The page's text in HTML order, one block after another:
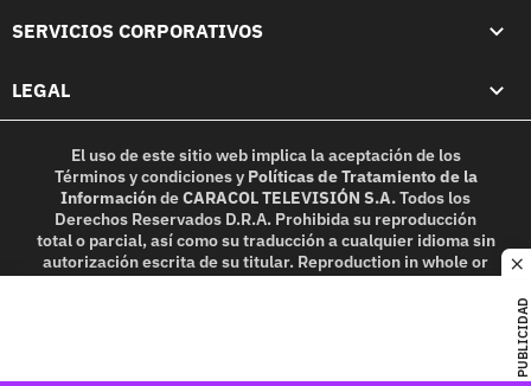
PUBLICIDAD
SERVICIOS CORPORATIVOS
LEGAL
El uso de este sitio web implica la aceptación de los
Términos y condicionesy Políticas de Tratamiento de la
InformacióndeCARACOL TELEVISIÓN S.A.Todos los
Derechos Reservados D.R.A. Prohibida su reproducción
total o parcial, así como su traducción a cualquier idioma sin
autorización escrita de su titular. Reproduction in whole or
in part, or translation without written permission is